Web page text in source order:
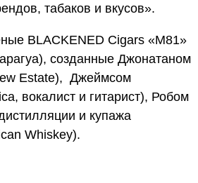
табаков и вкусов».
BLACKENED Cigars «M81»
созданные Джонатаном
Estate), Джеймсом
вокалист и гитарист), Робом
и купажа
Whiskey).